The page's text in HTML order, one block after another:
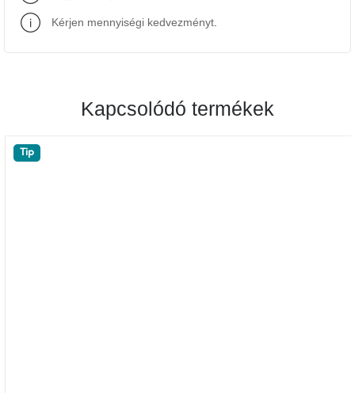
Yens
gyűjtemény
Kérjen mennyiségi kedvezményt
Kapcsolódó termékek
Tip